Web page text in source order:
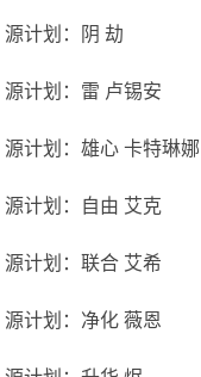
源计划：阴 劫
源计划：雷 卢锡安
源计划：雄心 卡特琳娜
源计划：自由 艾克
源计划：联合 艾希
源计划：净化 薇恩